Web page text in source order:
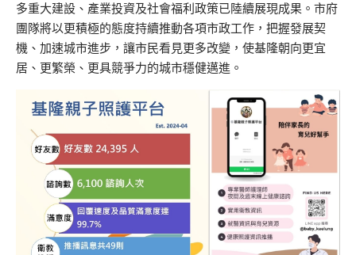
多重大建設、產業投資及社會福利政策已陸續展現成果。市府
團隊將以更積極的態度持續推動各項市政工作，把握發展契
機、加速城市進步，讓市民看見更多改變，使基隆朝向更宜
居、更繁榮、更具競爭力的城市穩健邁進。